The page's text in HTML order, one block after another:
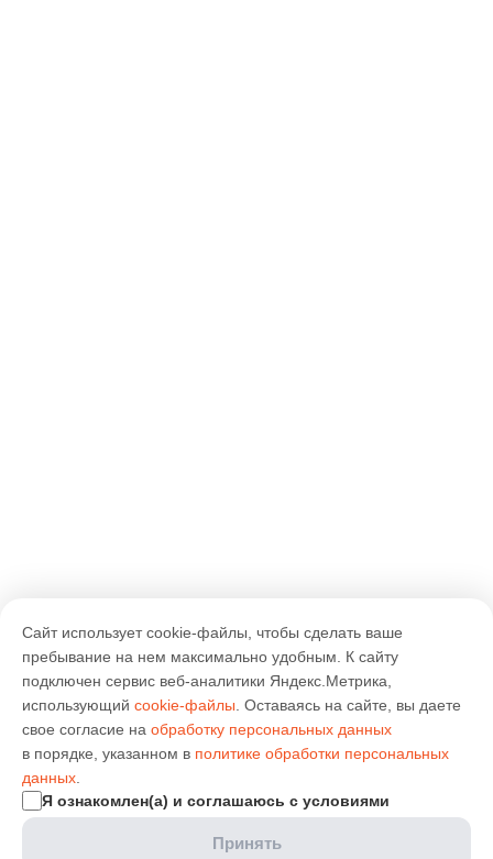
Сайт использует cookie-файлы, чтобы сделать ваше
пребывание на нем максимально удобным. К cайту
подключен сервис веб-аналитики Яндекс.Метрика,
использующий cookie-файлы . Оставаясь на сайте, вы даете
свое согласие на обработку персональных данных
в порядке, указанном в политике обработки персональных
данных
Я ознакомлен(а) и соглашаюсь с условиями
Принять